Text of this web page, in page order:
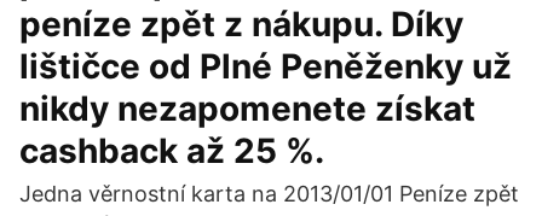
peníze zpět z nákupu. Díky
lištičce od Plné Peněženky už
nikdy nezapomenete získat
cashback až 25 %.
Jedna věrnostní karta na 2013/01/01 Peníze zpět